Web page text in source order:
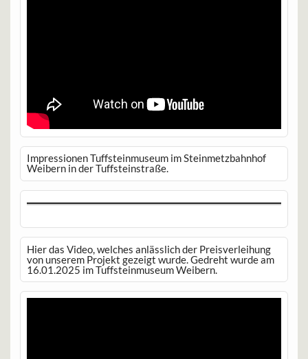
Impressionen Tuffsteinmuseum im Steinmetzbahnhof
Weibern in der Tuffsteinstraße.
Hier das Video, welches anlässlich der Preisverleihung
von unserem Projekt gezeigt wurde. Gedreht wurde am
16.01.2025 im Tuffsteinmuseum Weibern.